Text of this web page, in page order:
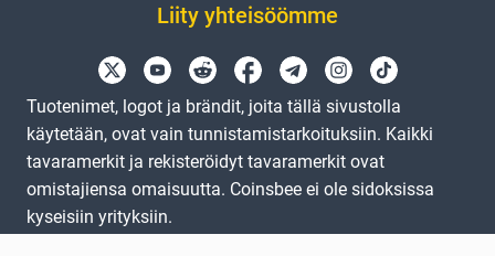
Liity yhteisöömme
Tuotenimet, logot ja brändit, joita tällä sivustolla
käytetään, ovat vain tunnistamistarkoituksiin. Kaikki
tavaramerkit ja rekisteröidyt tavaramerkit ovat
omistajiensa omaisuutta. Coinsbee ei ole sidoksissa
kyseisiin yrityksiin.